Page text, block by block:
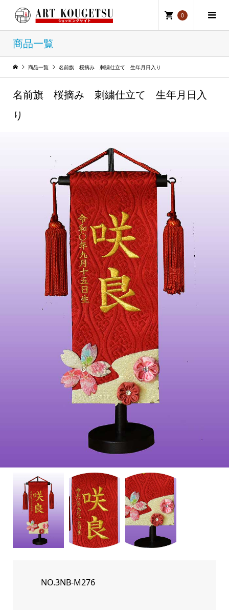
0
商品一覧
商品一覧 名前旗 桜摘み 刺繍仕立て 生年月日入り
名前旗 桜摘み 刺繍仕立て 生年月日入
り
NO.3NB-M276